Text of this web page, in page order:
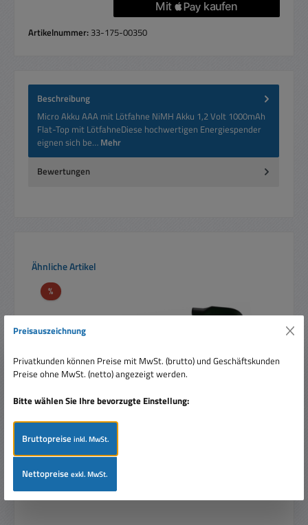
Artikelnummer: 33-175-00350
Beschreibung
Micro Akku AAA mit Lötfahne NiMH Akku 1,2 Volt 1000mAh
Flat-Top mit LötfahneDiese hochwertigen Energiespender
eignen sich be… Mehr
Bewertungen
Produktgalerie überspringen
Ähnliche Artikel
%Rabatt
Preisauszeichnung
Privatkunden können Preise mit MwSt. (brutto) und Geschäftskunden
Preise ohne MwSt. (netto) angezeigt werden.
Bitte wählen Sie Ihre bevorzugte Einstellung:
Bruttopreiseinkl. MwSt.
Nettopreiseexkl. MwSt.